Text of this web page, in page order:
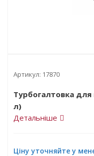
Артикул: 17870
Турбогалтовка для
л)
Детальніше
Ціну уточняйте у